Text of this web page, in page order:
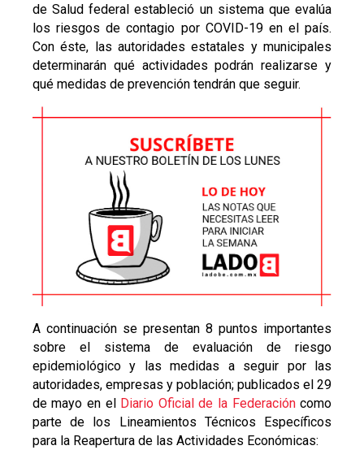
de Salud federal estableció un sistema que evalúa
los riesgos de contagio por COVID-19 en el país.
Con éste, las autoridades estatales y municipales
determinarán qué actividades podrán realizarse y
qué medidas de prevención tendrán que seguir.
A continuación se presentan 8 puntos importantes
sobre el sistema de evaluación de riesgo
epidemiológico y las medidas a seguir por las
autoridades, empresas y población; publicados el 29
de mayo en el
Diario Oficial de la Federacióncomo
parte de los Lineamientos Técnicos Específicos
para la Reapertura de las Actividades Económicas: